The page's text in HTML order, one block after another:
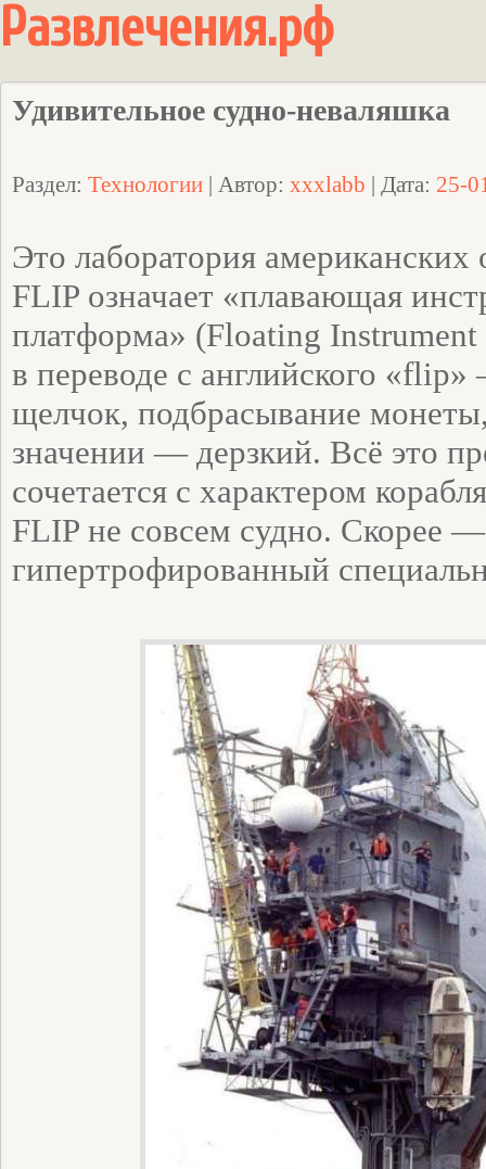
Развлечения.рф
Удивительное судно-неваляшка
Раздел: Технологии | Автор: xxxlabb | Дата: 25-
Это лаборатория американских
FLIP означает «плавающая
платформа» (Floating
в переводе с английского «flip»
щелчок, подбрасывание
значении — дерзкий. Всё это
сочетается с характером
FLIP не совсем судно. Скорее
гипертрофированный